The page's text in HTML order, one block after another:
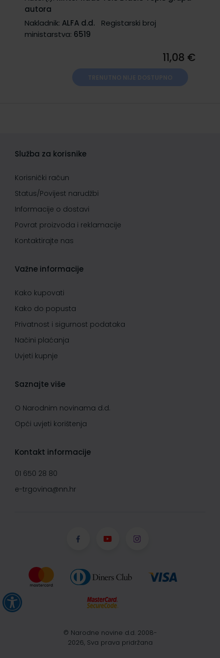
autora
Nakladnik: ALFA d.d.
Registarski broj
ministarstva: 6519
11,08 €
Služba za korisnike
Korisnički račun
Status/Povijest narudžbi
Informacije o dostavi
Povrat proizvoda i reklamacije
Kontaktirajte nas
Važne informacije
Kako kupovati
Kako do popusta
Privatnost i sigurnost podataka
Načini plaćanja
Uvjeti kupnje
Saznajte više
O Narodnim novinama d.d.
Opći uvjeti korištenja
Kontakt informacije
01 650 28 80
e-trgovina@nn.hr
© Narodne novine d.d. 2008-
2026, Sva prava pridržana